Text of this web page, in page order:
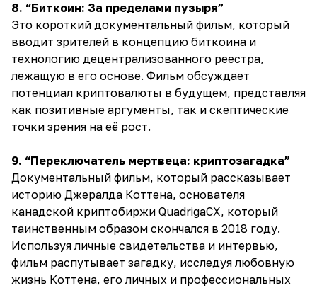
8. “Биткоин: За пределами пузыря”
Это короткий документальный фильм, который
вводит зрителей в концепцию биткоина и
технологию децентрализованного реестра,
лежащую в его основе. Фильм обсуждает
потенциал криптовалюты в будущем, представляя
как позитивные аргументы, так и скептические
точки зрения на её рост.
9. “Переключатель мертвеца: криптозагадка”
Документальный фильм, который рассказывает
историю Джералда Коттена, основателя
канадской криптобиржи QuadrigaCX, который
таинственным образом скончался в 2018 году.
Используя личные свидетельства и интервью,
фильм распутывает загадку, исследуя любовную
жизнь Коттена, его личных и профессиональных